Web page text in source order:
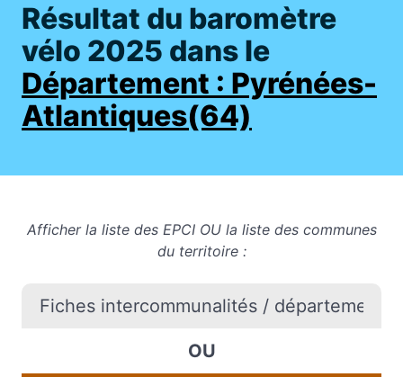
Résultat du baromètre
vélo 2025 dans le
Département : Pyrénées-
Atlantiques(64)
Afficher la liste des EPCI OU la liste des communes
du territoire :
Fiches intercommunalités /
OU